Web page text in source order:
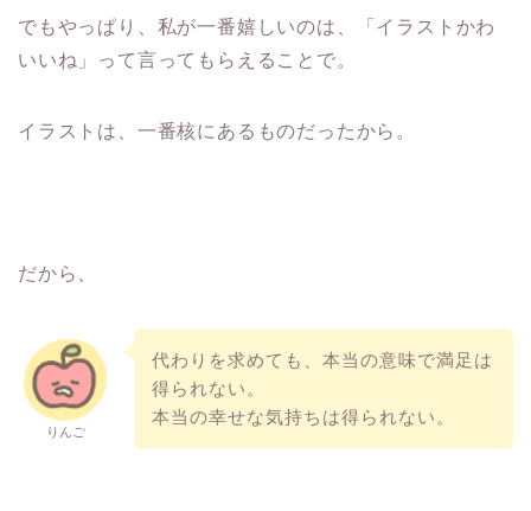
でもやっぱり、私が一番嬉しいのは、「イラストかわ
いいね」って言ってもらえることで。
イラストは、一番核にあるものだったから。
だから、
りんご
代わりを求めても、本当の意味で満足は
得られない。
本当の幸せな気持ちは得られない。